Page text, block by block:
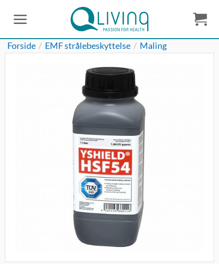
Forside / EMF strålebeskyttelse / Maling